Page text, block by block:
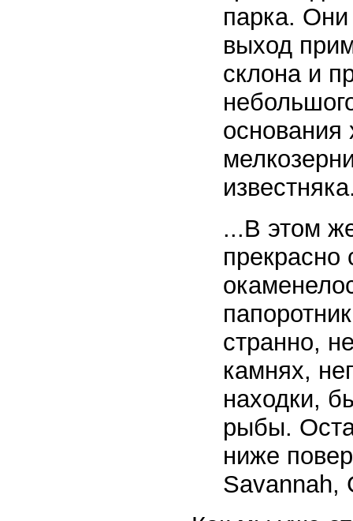
парка.
выход
склона и
основания
...В этом
прекрасно
странно,
камнях,
находки,
рыбы.
ниже
Savannah,